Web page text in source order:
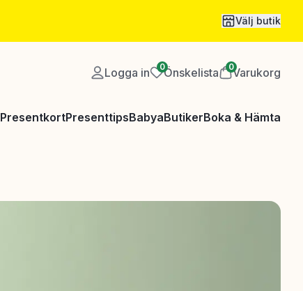
Välj butik
Logga in 0Önskelista 0Varukorg
PresentkortPresenttipsBabyaButikerBoka & Hämta